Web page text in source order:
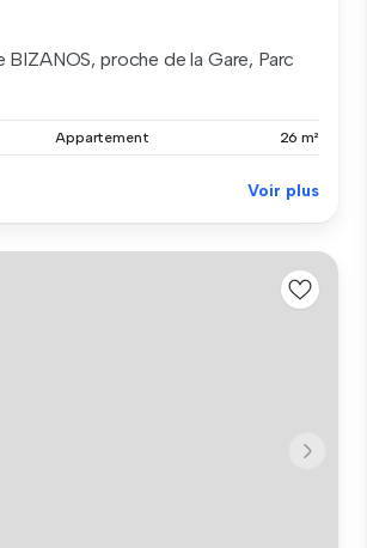
proche de la Gare, Parc
Appartement 26 m²
Voir plus